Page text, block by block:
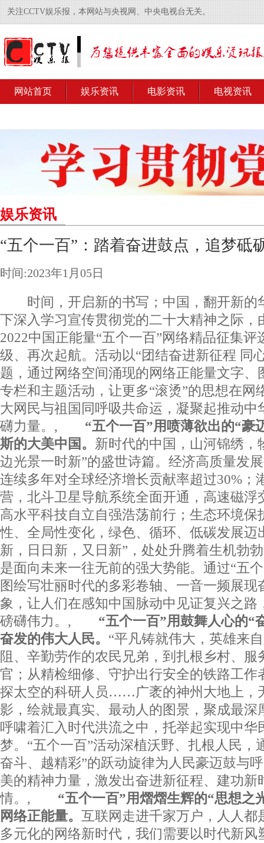
关注CCTV娱乐报，本网站与央视网、中央电视台无关。
网站首页 娱乐资讯 电影资讯 电视资讯
娱乐资讯
“五个一百”：踏着奋进鼓点，追梦砥
时间:2023年1月05日
时间，开启新的书写；中国，翻开新的
下深入学习宣传贯彻党的二十大精神之际，
2022中国正能量“五个一百”网络精品征集评
级、再次起航。活动以“团结奋进新征程 同
题，通过网络空间涌现的网络正能量文字、
专栏和主题活动，让更多“滚烫”的思想在网
大网民与祖国同呼吸共命运，凝聚起推动中
礴力量。, “五个一百”用喷薄欲出的“豪
斯的大美中国。 新时代的中国，山河锦绣，
边光景一时新”的盛世诗篇。经济高质量发
连续多年对全球经济增长贡献率超过30%；
营，北斗卫星导航系统全面开通，高速磁浮
高水平科技自立自强浩荡前行；生态环境保
性、全局性变化，绿色、循环、低碳发展
新，日日新，又日新”，处处升腾着生机勃
是面向未来一往无前的强大势能。通过“五
图绘写壮丽时代的多彩卷轴、一音一频展现
象，让人们在感知中国脉动中见证复兴之路
磅礴伟力。, “五个一百”用鼓舞人心的“
奋发的伟大人民。 “平凡铸就伟大，英雄来
阻、辛勤劳作的农民兄弟，到扎根乡村、服
官；从精检细修、守护出行安全的铁路工作
探太空的科研人员……广袤的神州大地上，
影，绘就最真实、最动人的图景，聚成最深
呼啸着汇入时代洪流之中，托举起实现中华
梦。“五个一百”活动深植沃野、扎根人民，
奋斗、越精彩”的跃动旋律为人民豪迈鼓与
美的精神力量，激发出奋进新征程、建功新
情。, “五个一百”用熠熠生辉的“思想之
网络正能量。 互联网走进千家万户，人人都
多元化的网络新时代，我们需要以时代新风